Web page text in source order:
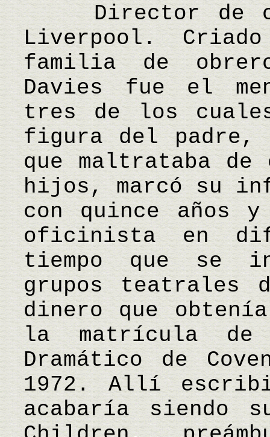
Director de
Liverpool.
familia de
Davies fue el
tres de los
figura del padre,
que maltrataba de
hijos, marcó su
con quince años
oficinista en
tiempo que se
grupos teatrales
dinero que
la matrícula
Dramático de
1972. Allí
acabaría siendo